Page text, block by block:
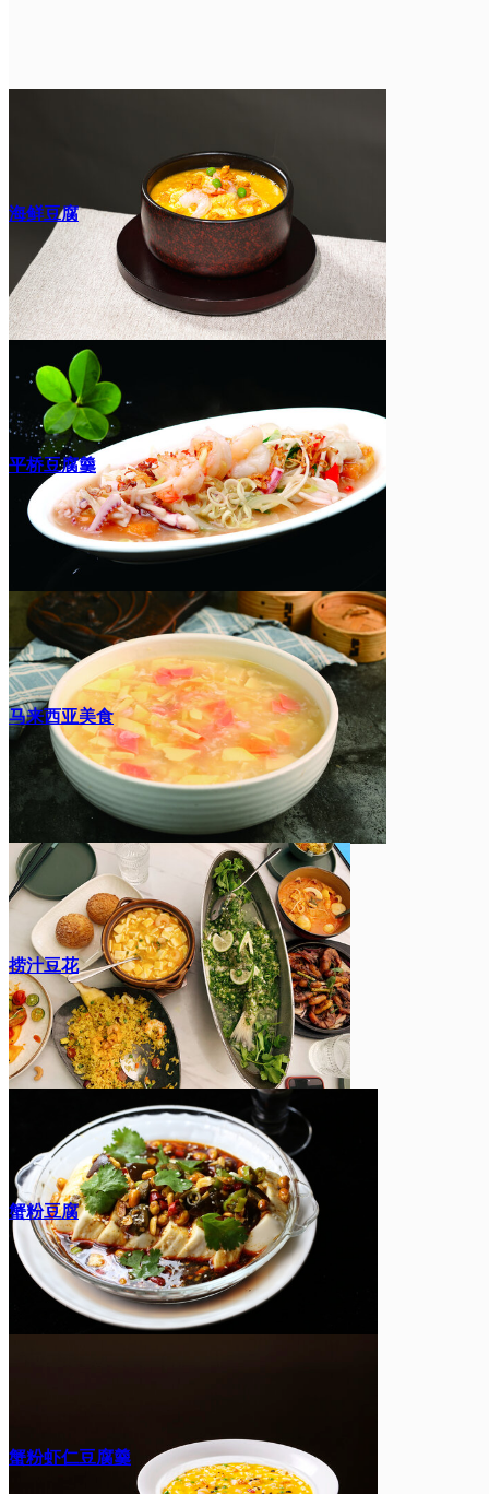
海鲜豆腐
平桥豆腐羹
马来西亚美食
捞汁豆花
蟹粉豆腐
蟹粉虾仁豆腐羹